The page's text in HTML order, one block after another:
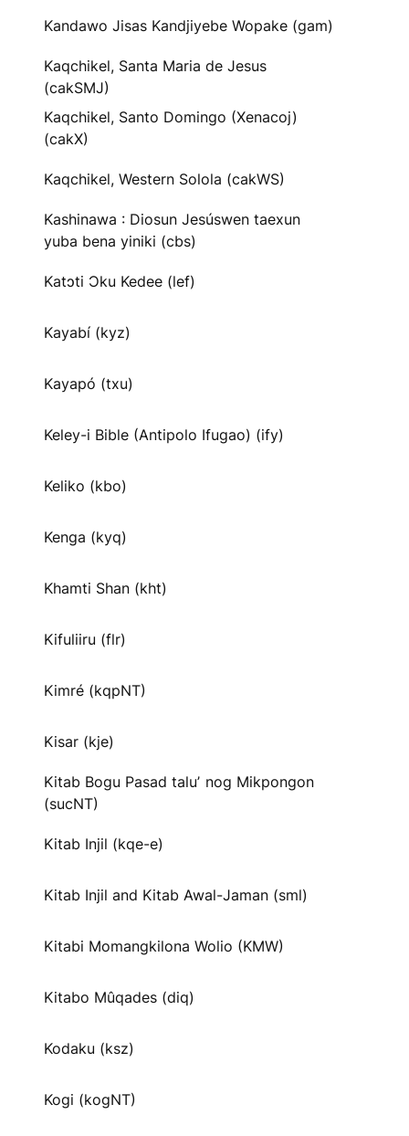
Kandawo Jisas Kandjiyebe Wopake (gam)
Kaqchikel, Santa Maria de Jesus
(cakSMJ)
Kaqchikel, Santo Domingo (Xenacoj)
(cakX)
Kaqchikel, Western Solola (cakWS)
Kashinawa : Diosun Jesúswen taexun
yuba bena yiniki (cbs)
Katɔti Ɔku Kedee (lef)
Kayabí (kyz)
Kayapó (txu)
Keley-i Bible (Antipolo Ifugao) (ify)
Keliko (kbo)
Kenga (kyq)
Khamti Shan (kht)
Kifuliiru (flr)
Kimré (kqpNT)
Kisar (kje)
Kitab Bogu Pasad taluʼ nog Mikpongon
(sucNT)
Kitab Injil (kqe-e)
Kitab Injil and Kitab Awal-Jaman (sml)
Kitabi Momangkilona Wolio (KMW)
Kitabo Mûqades (diq)
Kodaku (ksz)
Kogi (kogNT)